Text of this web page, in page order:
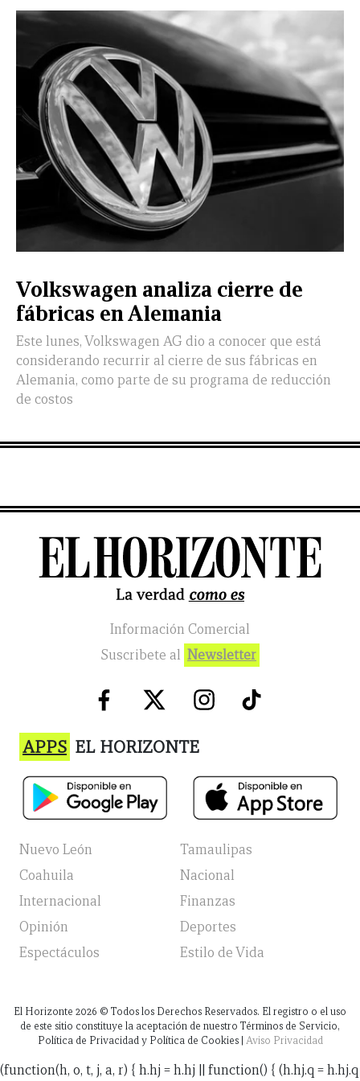
Volkswagen analiza cierre de
fábricas en Alemania
Este lunes, Volkswagen AG dio a conocer que está
considerando recurrir al cierre de sus fábricas en
Alemania, como parte de su programa de reducción
de costos
Información Comercial
Suscribete al Newsletter
APPS EL HORIZONTE
Nuevo León
Tamaulipas
Coahuila
Nacional
Internacional
Finanzas
Opinión
Deportes
Espectáculos
Estilo de Vida
El Horizonte 2026 © Todos los Derechos Reservados. El registro o el uso
de este sitio constituye la aceptación de nuestro Términos de Servicio,
Política de Privacidad y Política de Cookies | Aviso Privacidad
(function(h, o, t, j, a, r) { h.hj = h.hj || function() { (h.hj.q = h.hj.q